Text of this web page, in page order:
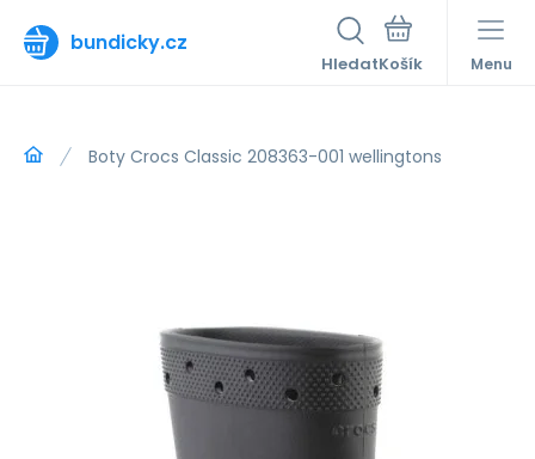
bundicky.cz
Hledat Menu
Boty Crocs Classic 208363-001 wellingtons